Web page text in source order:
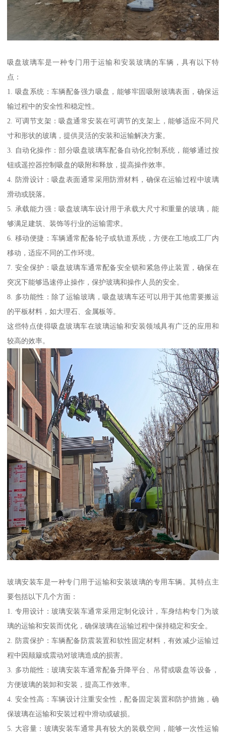
吸盘玻璃车是一种专门用于运输和安装玻璃的车辆，具有以下特
点：
1. 吸盘系统：车辆配备强力吸盘，能够牢固吸附玻璃表面，确保运
输过程中的安全性和稳定性。
2. 可调节支架：吸盘通常安装在可调节的支架上，能够适应不同尺
寸和形状的玻璃，提供灵活的安装和运输解决方案。
3. 自动化操作：部分吸盘玻璃车配备自动化控制系统，能够通过按
钮或遥控器控制吸盘的吸附和释放，提高操作效率。
4. 防滑设计：吸盘表面通常采用防滑材料，确保在运输过程中玻璃
滑动或脱落。
5. 承载能力强：吸盘玻璃车设计用于承载大尺寸和重量的玻璃，能
够满足建筑、装饰等行业的运输需求。
6. 移动便捷：车辆通常配备轮子或轨道系统，方便在工地或工厂内
移动，适应不同的工作环境。
7. 安全保护：吸盘玻璃车通常配备安全锁和紧急停止装置，确保在
突况下能够迅速停止操作，保护玻璃和操作人员的安全。
8. 多功能性：除了运输玻璃，吸盘玻璃车还可以用于其他需要搬运
的平板材料，如大理石、金属板等。
这些特点使得吸盘玻璃车在玻璃运输和安装领域具有广泛的应用和
较高的效率。
玻璃安装车是一种专门用于运输和安装玻璃的专用车辆。其特点主
要包括以下几个方面：
1. 专用设计：玻璃安装车通常采用定制化设计，车身结构专门为玻
璃的运输和安装而优化，确保玻璃在运输过程中保持稳定和安全。
2. 防震保护：车辆配备防震装置和软性固定材料，有效减少运输过
程中因颠簸或震动对玻璃造成的损害。
3. 多功能性：玻璃安装车通常配备升降平台、吊臂或吸盘等设备，
方便玻璃的装卸和安装，提高工作效率。
4. 安全性高：车辆设计注重安全性，配备固定装置和防护措施，确
保玻璃在运输和安装过程中滑动或破损。
5. 大容量：玻璃安装车通常具有较大的装载空间，能够一次性运输